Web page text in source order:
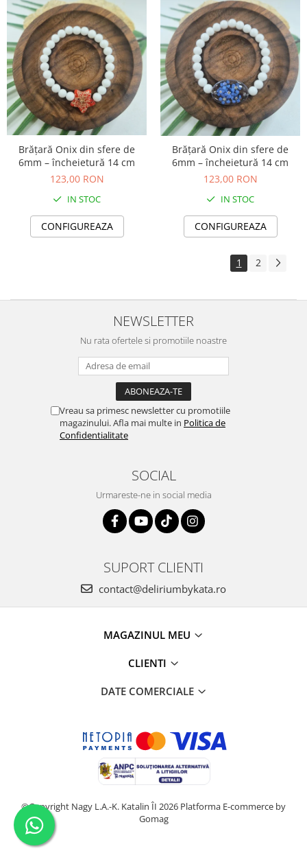
Brățară Onix din sfere de
6mm – încheietură 14 cm
123,00 RON
IN STOC
CONFIGUREAZA
Brățară Onix din sfere de
6mm – încheietură 14 cm
123,00 RON
IN STOC
CONFIGUREAZA
1 2
NEWSLETTER
Nu rata ofertele si promotiile noastre
Vreau sa primesc newsletter cu promotiile
magazinului. Afla mai multe in Politica de
Confidentialitate
SOCIAL
Urmareste-ne in social media
SUPORT CLIENTI
contact@deliriumbykata.ro
MAGAZINUL MEU
CLIENTI
DATE COMERCIALE
©Copyright Nagy L.A.-K. Katalin ÎI 2026 Platforma E-commerce by
Gomag